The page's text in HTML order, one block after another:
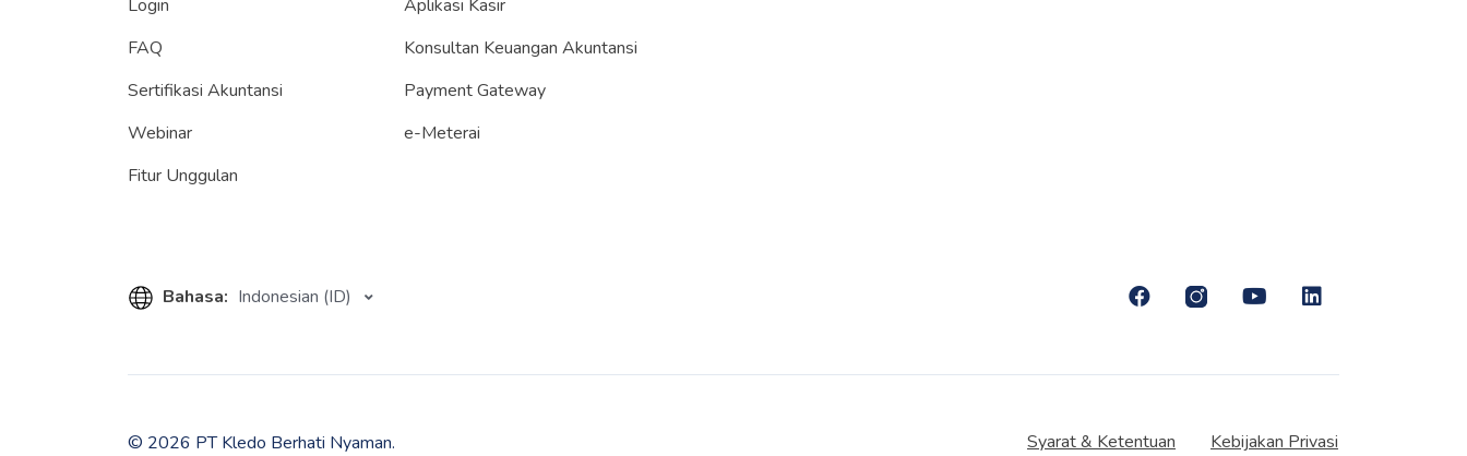
Login
FAQ
Sertifikasi Akuntansi
Webinar
Fitur Unggulan
Aplikasi Kasir
Konsultan Keuangan Akuntansi
Payment Gateway
e-Meterai
Bahasa: Indonesian (ID)
© 2026 PT Kledo Berhati Nyaman. Syarat & Ketentuan Kebijakan Privasi